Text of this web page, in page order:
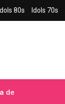
Idols 80s Idols 70s
de